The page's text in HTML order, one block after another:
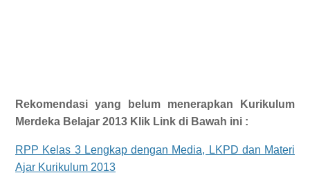
Rekomendasi yang belum menerapkan Kurikulum
Merdeka Belajar 2013 Klik Link di Bawah ini :
RPP Kelas 3 Lengkap dengan Media, LKPD dan Materi
Ajar Kurikulum 2013